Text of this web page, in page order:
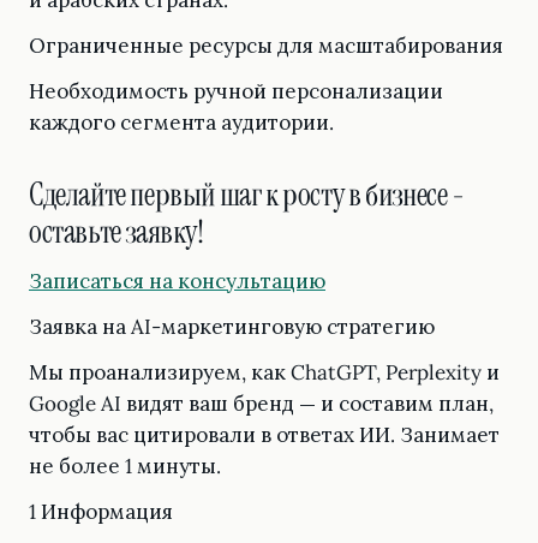
Ограниченные ресурсы для масштабирования
Необходимость ручной персонализации
каждого сегмента аудитории.
Сделайте первый шаг к росту в бизнесе -
оставьте заявку!
Записаться на консультацию
Заявка на AI-маркетинговую стратегию
Мы проанализируем, как ChatGPT, Perplexity и
Google AI видят ваш бренд — и составим план,
чтобы вас цитировали в ответах ИИ. Занимает
не более 1 минуты.
1 Информация